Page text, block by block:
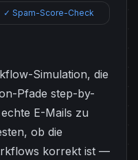
✓ Spam-Score-Check
Simulation, die
Pfade step-by-
E-Mails zu
ob die
korrekt ist —